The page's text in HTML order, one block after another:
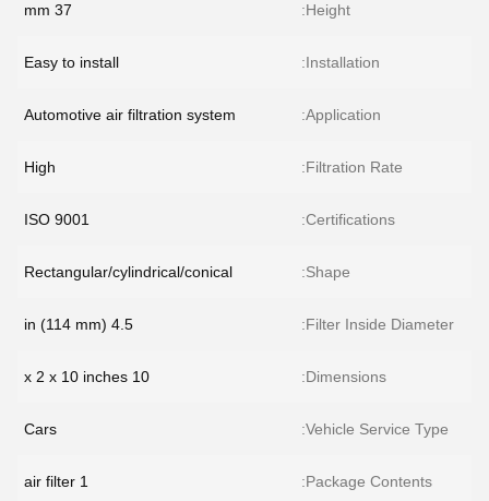
Height:
37 mm
Installation:
Easy to install
Application:
Automotive air filtration system
Filtration Rate:
High
Certifications:
ISO 9001
Shape:
Rectangular/cylindrical/conical
Filter Inside Diameter:
4.5 in (114 mm)
Dimensions:
10 x 2 x 10 inches
Vehicle Service Type:
Cars
Package Contents:
1 air filter